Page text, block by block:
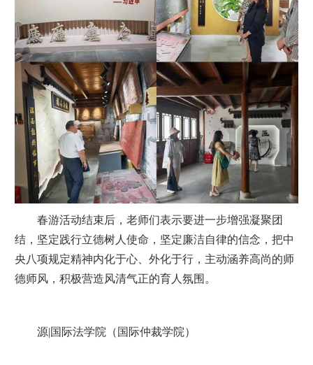
春游活动结束后，老师们表示要进一步增强凝聚团
结，坚定践行立德树人使命，坚定廉洁自律的信念，把中
央八项规定精神内化于心、外化于行，主动涵养高尚的师
德师风，积极营造风清气正的育人氛围。
源|国际法学院（国际仲裁学院）